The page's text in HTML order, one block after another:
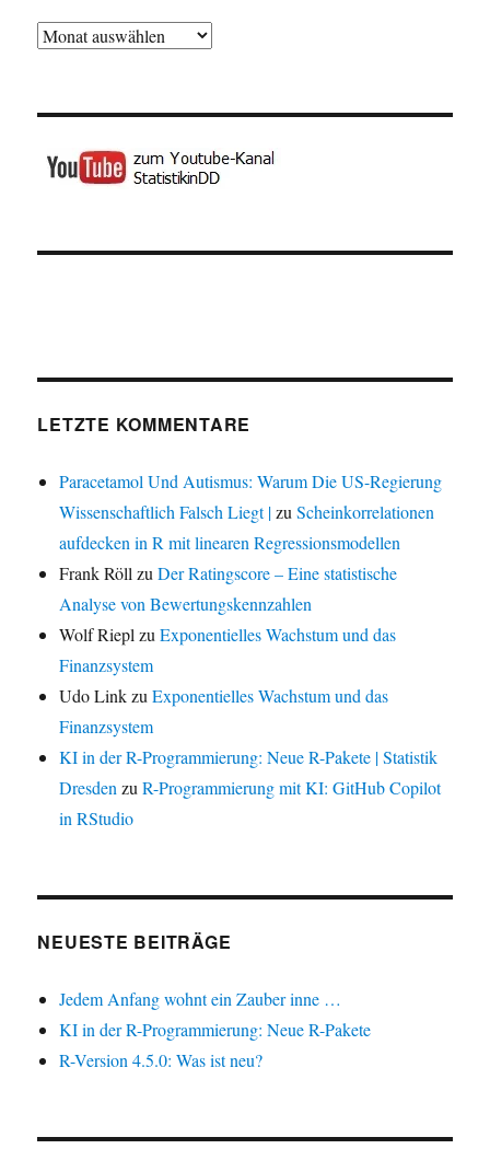
Archiv
LETZTE KOMMENTARE
Paracetamol Und Autismus: Warum Die US-Regierung
Wissenschaftlich Falsch Liegt |zuScheinkorrelationen
aufdecken in R mit linearen Regressionsmodellen
Frank Röll zuDer Ratingscore – Eine statistische
Analyse von Bewertungskennzahlen
Wolf Riepl zuExponentielles Wachstum und das
Finanzsystem
Udo LinkzuExponentielles Wachstum und das
Finanzsystem
KI in der R-Programmierung: Neue R-Pakete | Statistik
Dresden zuR-Programmierung mit KI: GitHub Copilot
in RStudio
NEUESTE BEITRÄGE
Jedem Anfang wohnt ein Zauber inne …
KI in der R-Programmierung: Neue R-Pakete
R-Version 4.5.0: Was ist neu?